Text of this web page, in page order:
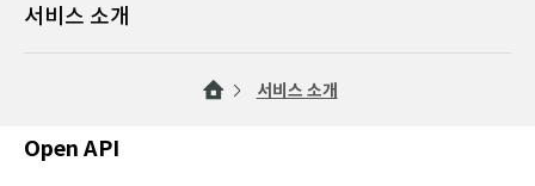
서비스 소개
서비스 소개
Open API